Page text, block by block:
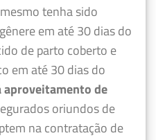
tenha sido
em até 30 dias do
de parto coberto e
em até 30 dias do
aproveitamento de
oriundos de
na contratação de